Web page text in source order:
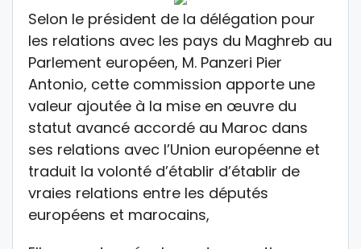
Selon le président de la délégation pour
les relations avec les pays du Maghreb au
Parlement européen, M. Panzeri Pier
Antonio, cette commission apporte une
valeur ajoutée à la mise en œuvre du
statut avancé accordé au Maroc dans
ses relations avec l’Union européenne et
traduit la volonté d’établir d’établir de
vraies relations entre les députés
européens et marocains,